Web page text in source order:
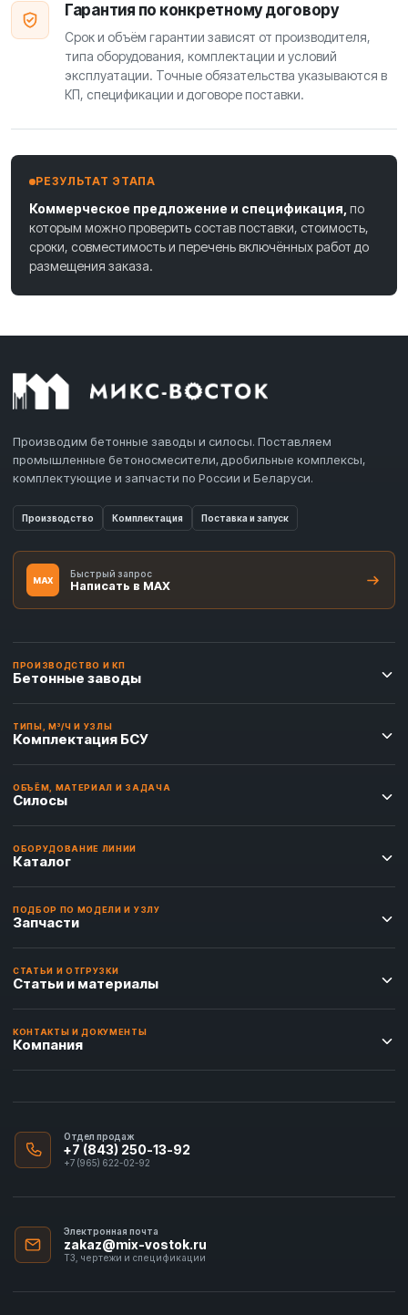
Гарантия по конкретному договору
Срок и объём гарантии зависят от производителя,
типа оборудования, комплектации и условий
эксплуатации. Точные обязательства указываются в
КП, спецификации и договоре поставки.
РЕЗУЛЬТАТ ЭТАПА
Коммерческое предложение и спецификация, по
которым можно проверить состав поставки, стоимость,
сроки, совместимость и перечень включённых работ до
размещения заказа.
Производим бетонные заводы и силосы. Поставляем
промышленные бетоносмесители, дробильные комплексы,
комплектующие и запчасти по России и Беларуси.
Производство Комплектация Поставка и запуск
MAX
Быстрый запрос
Написать в MAX
ПРОИЗВОДСТВО И КП
Бетонные заводы
ТИПЫ, М³/Ч И УЗЛЫ
Комплектация БСУ
ОБЪЁМ, МАТЕРИАЛ И ЗАДАЧА
Силосы
ОБОРУДОВАНИЕ ЛИНИИ
Каталог
ПОДБОР ПО МОДЕЛИ И УЗЛУ
Запчасти
СТАТЬИ И ОТГРУЗКИ
Статьи и материалы
КОНТАКТЫ И ДОКУМЕНТЫ
Компания
Отдел продаж
+7 (843) 250-13-92
+7 (965) 622-02-92
Электронная почта
zakaz@mix-vostok.ru
ТЗ, чертежи и спецификации